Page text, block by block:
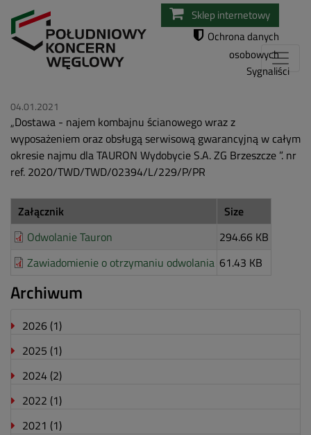
Przejdź
do
Sklep internetowy
Ochrona danych
osobowych
Sygnaliści
04.01.2021
„Dostawa - najem kombajnu ścianowego wraz z
wyposażeniem oraz obsługą serwisową gwarancyjną w całym
okresie najmu dla TAURON Wydobycie S.A. ZG Brzeszcze ”. nr
ref. 2020/TWD/TWD/02394/L/229/P/PR
Załącznik
Size
Odwolanie Tauron
294.66 KB
Zawiadomienie o otrzymaniu odwolania 61.43 KB
Archiwum
2026 (1)
2025 (1)
2024 (2)
2022 (1)
2021 (1)